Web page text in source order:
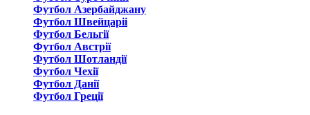
Футбол Азербайджану
Футбол Швейцаріі
Футбол Бельгії
Футбол Австрії
Футбол Шотландії
Футбол Чехії
Футбол Данії
Футбол Греції